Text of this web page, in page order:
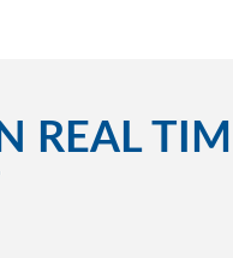
REAL